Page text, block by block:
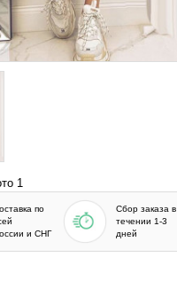
1
по
и СНГ
Сбор заказа в
течении 1-3
дней